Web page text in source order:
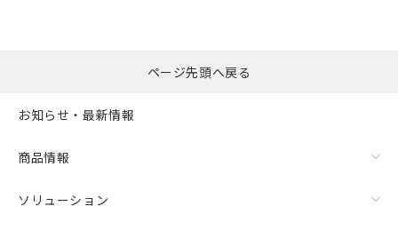
ページ先頭へ戻る
お知らせ・最新情報
商品情報
ソリューション